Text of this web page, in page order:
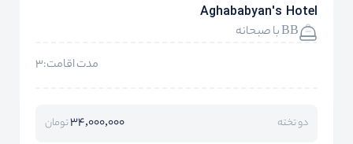
Aghababyan's Hotel
BB با صبحانه
مدت اقامت:3
دو تخته 34,000,000تومان